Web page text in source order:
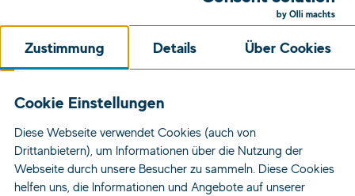
by Olli machts
Zustimmung Details Über Cookies
Cookie Einstellungen
Diese Webseite verwendet Cookies (auch von
Drittanbietern), um Informationen über die Nutzung der
Webseite durch unsere Besucher zu sammeln. Diese Cookies
helfen uns, die Informationen und Angebote auf unserer